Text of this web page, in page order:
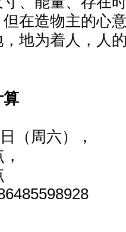
在造物主的心
地为着人，人
算
（周六），